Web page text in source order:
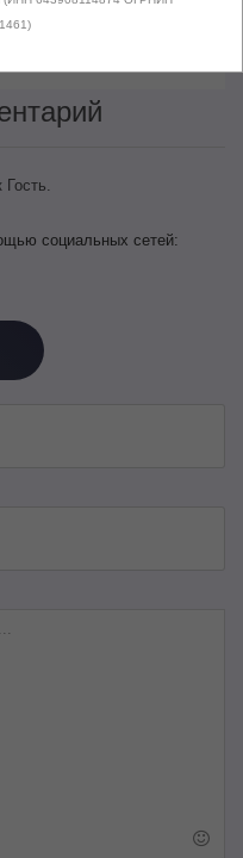
Гость.
социальных сетей: